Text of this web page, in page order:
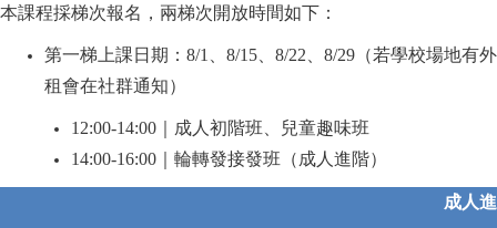
本課程採梯次報名，兩梯次開放時間如下：
第一梯上課日期：8/1、8/15、8/22、8/29（若學校場地有外
租會在社群通知）
12:00-14:00 ｜成人初階班、兒童趣味班
14:00-16:00 ｜輪轉發接發班（成人進階）
成人